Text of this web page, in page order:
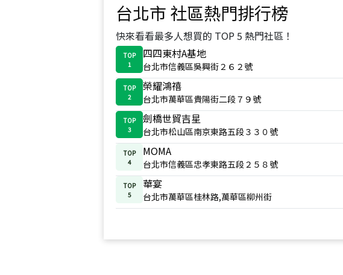
台北市 社區熱門排行榜
快來看看最多人想買的 TOP 5 熱門社區！
TOP
1
四四東村A基地
台北市信義區吳興街２６２號
TOP
2
榮耀鴻禧
台北市萬華區貴陽街二段７９號
TOP
3
劍橋世貿吉星
台北市松山區南京東路五段３３０號
TOP
4
MOMA
台北市信義區忠孝東路五段２５８號
TOP
5
華宴
台北市萬華區桂林路,萬華區柳州街